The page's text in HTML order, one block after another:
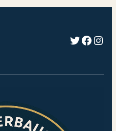
Twitter